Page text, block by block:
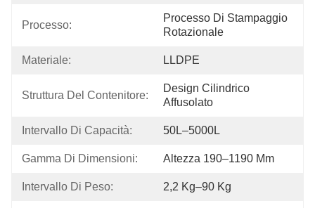
Processo:
Processo Di Stampaggio
Rotazionale
Materiale: LLDPE
Struttura Del Contenitore:
Design Cilindrico
Affusolato
Intervallo Di Capacità: 50L–5000L
Gamma Di Dimensioni: Altezza 190–1190 Mm
Intervallo Di Peso: 2,2 Kg–90 Kg